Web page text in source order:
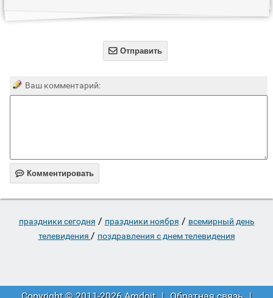
 Отправить
Ваш комментарий:
 Комментировать
праздники сегодня / праздники ноября / всемирный день
телевидения / поздравления с днем телевидения